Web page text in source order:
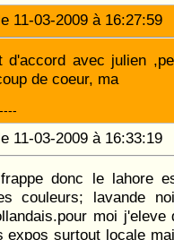
11-03-2009 à
d'accord avec julien
de coeur, ma
11-03-2009 à
donc le lahore
couleurs; lavande
moi
expos surtout locale